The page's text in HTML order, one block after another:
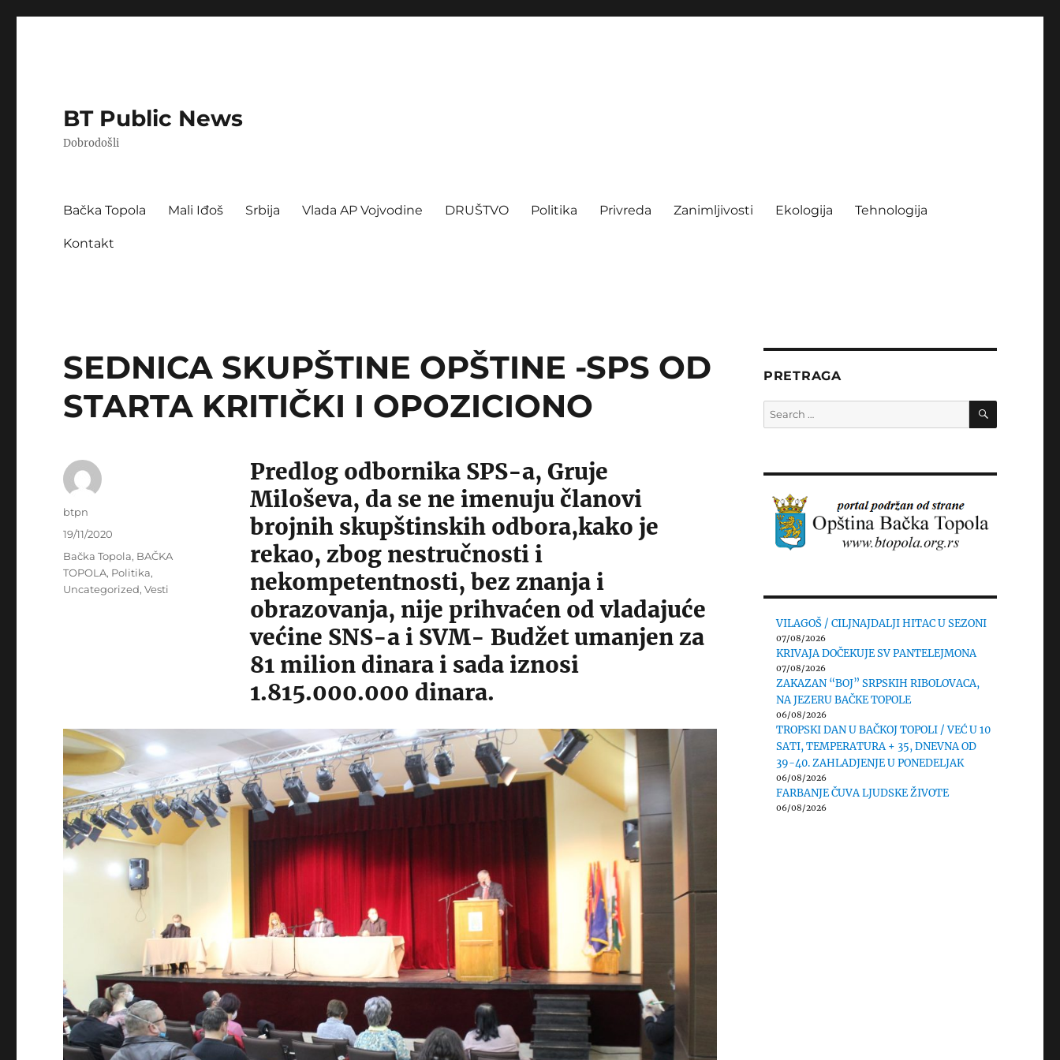
BT Public News
Dobrodošli
Bačka Topola Mali Iđoš Srbija Vlada AP Vojvodine DRUŠTVO Politika Privreda Zanimljivosti Ekologija Tehnologija
Kontakt
SEDNICA SKUPŠTINE OPŠTINE -SPS OD
STARTA KRITIČKI I OPOZICIONO
Predlog odbornika SPS-a, Gruje
Miloševa, da se ne imenuju članovi
brojnih skupštinskih odbora,kako je
rekao, zbog nestručnosti i
nekompetentnosti, bez znanja i
obrazovanja, nije prihvaćen od vladajuće
većine SNS-a i SVM- Budžet umanjen za
81 milion dinara i sada iznosi
1.815.000.000 dinara.
Author
btpn
Posted
19/11/2020
Categories
Bačka Topola, BAČKA
TOPOLA, Politika,
Uncategorized,Vesti
PRETRAGA
Search
for:
SEARCH
VILAGOŠ / CILJNAJDALJI HITAC U SEZONI
07/08/2026
KRIVAJA DOČEKUJE SV PANTELEJMONA
07/08/2026
ZAKAZAN “BOJ” SRPSKIH RIBOLOVACA,
NA JEZERU BAČKE TOPOLE
06/08/2026
TROPSKI DAN U BAČKOJ TOPOLI / VEĆ U 10
SATI, TEMPERATURA + 35, DNEVNA OD
39-40. ZAHLADJENJE U PONEDELJAK
06/08/2026
FARBANJE ČUVA LJUDSKE ŽIVOTE
06/08/2026